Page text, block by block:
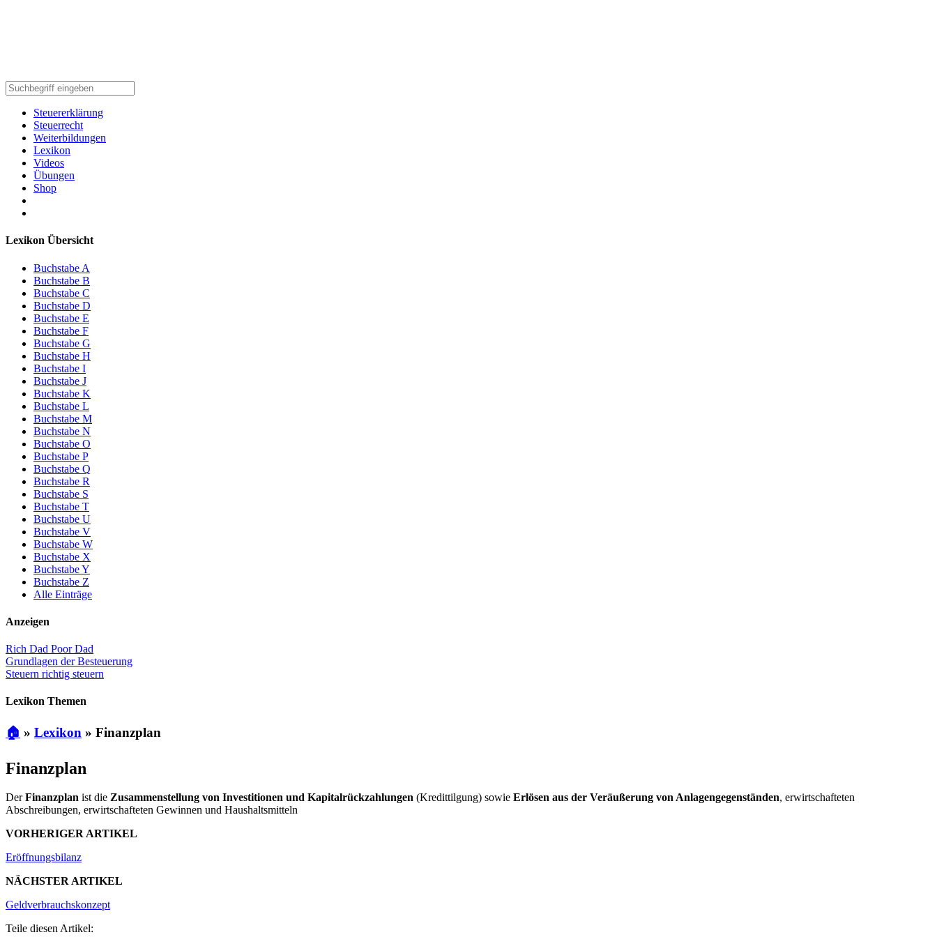
Steuererklärung
Steuerrecht
Weiterbildungen
Lexikon
Videos
Übungen
Shop
Lexikon Übersicht
Buchstabe A
Buchstabe B
Buchstabe C
Buchstabe D
Buchstabe E
Buchstabe F
Buchstabe G
Buchstabe H
Buchstabe I
Buchstabe J
Buchstabe K
Buchstabe L
Buchstabe M
Buchstabe N
Buchstabe O
Buchstabe P
Buchstabe Q
Buchstabe R
Buchstabe S
Buchstabe T
Buchstabe U
Buchstabe V
Buchstabe W
Buchstabe X
Buchstabe Y
Buchstabe Z
Alle Einträge
Anzeigen
Rich Dad Poor Dad
Grundlagen der Besteuerung
Steuern richtig steuern
Lexikon Themen
🏠 » Lexikon » Finanzplan
Finanzplan
DerFinanzplan ist die Zusammenstellung von Investitionen und Kapitalrückzahlungen (Kredittilgung) sowie Erlösen aus der Veräußerung von Anlagengegenständen, erwirtschafteten
Abschreibungen, erwirtschafteten Gewinnen und Haushaltsmitteln
VORHERIGER ARTIKEL
Eröffnungsbilanz
NÄCHSTER ARTIKEL
Geldverbrauchskonzept
Teile diesen Artikel: